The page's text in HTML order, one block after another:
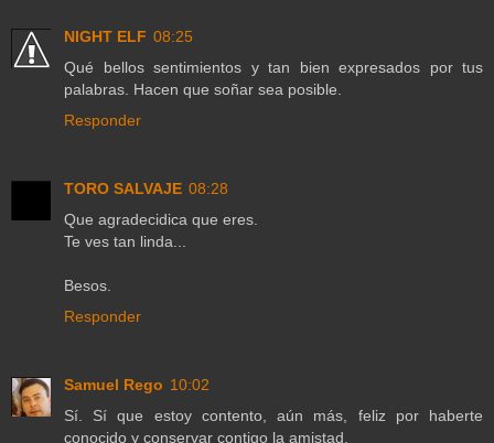
NIGHT ELF 08:25
Qué bellos sentimientos y tan bien expresados por tus
palabras. Hacen que soñar sea posible.
Responder
TORO SALVAJE 08:28
Que agradecidica que eres.
Te ves tan linda...
Besos.
Responder
Samuel Rego 10:02
Sí. Sí que estoy contento, aún más, feliz por haberte
conocido y conservar contigo la amistad.